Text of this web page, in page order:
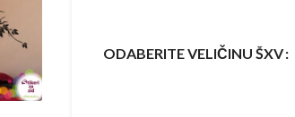
ODABERITE VELIČINU ŠXV